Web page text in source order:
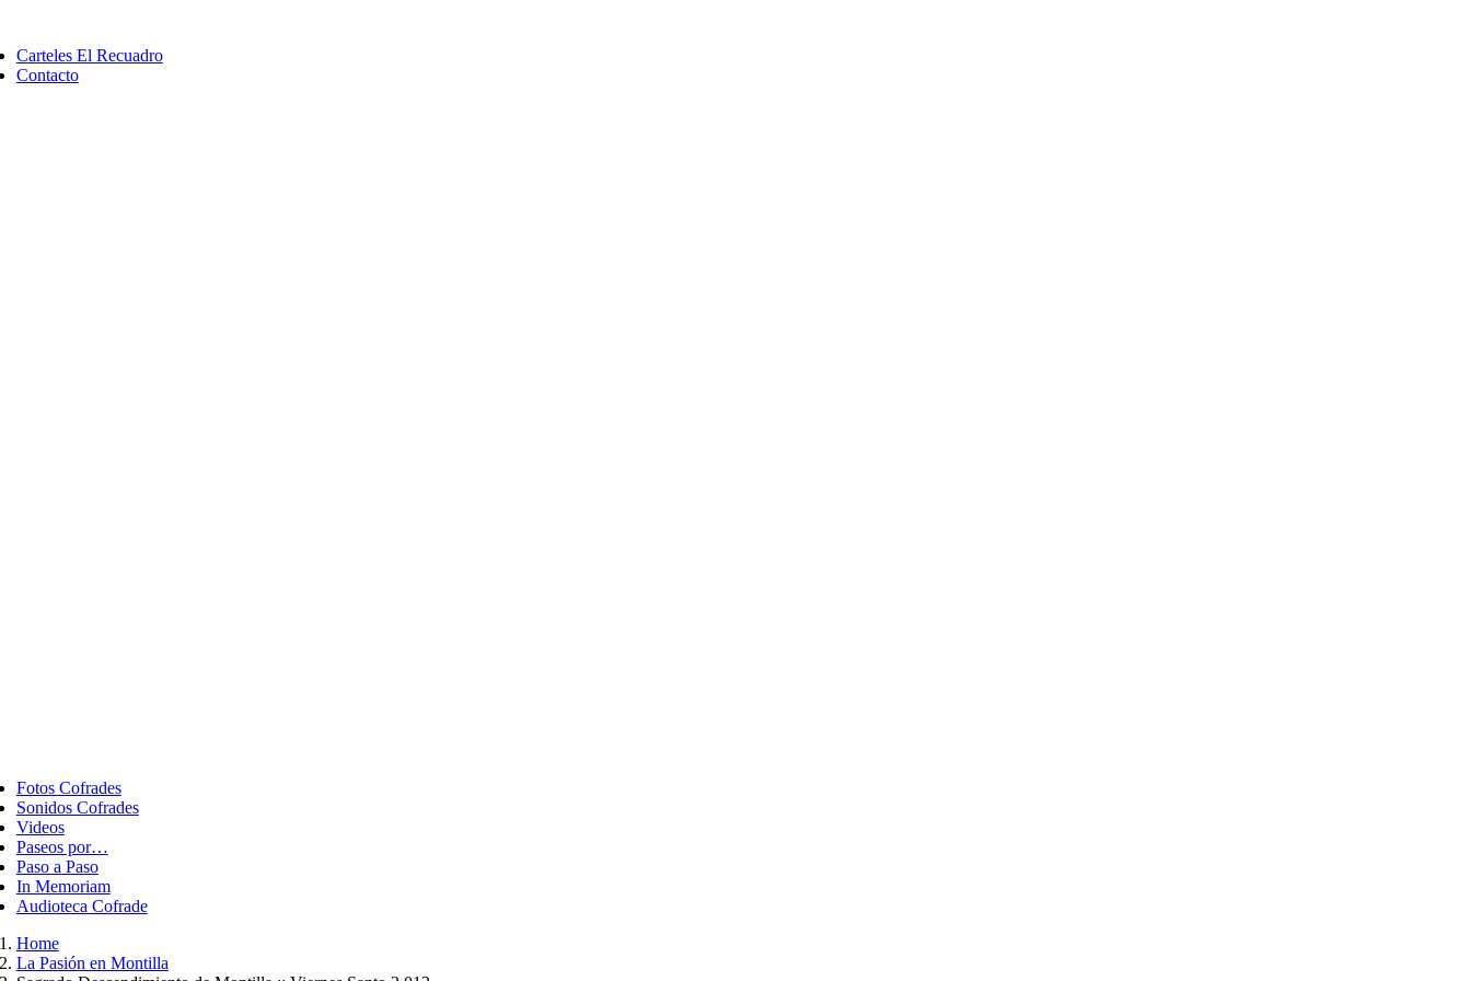
contenido
Carteles El Recuadro
Contacto
Fotos Cofrades
Sonidos Cofrades
Videos
Paseos por…
Paso a Paso
In Memoriam
Audioteca Cofrade
Home
La Pasión en Montilla